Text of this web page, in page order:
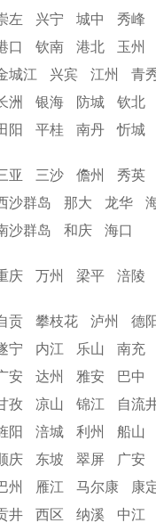
左
兴宁 城中 秀峰
口
钦南 港北 玉州
城江
兴宾 江州 青
洲
银海 防城 钦北
阳
平桂 南丹 忻城
亚 三沙 儋州 秀英
沙群岛
那大 龙华
沙群岛
和庆 海口
庆 万州 梁平 涪陵
贡 攀枝花 泸州 德阳
宁
内江 乐山 南充
安
达州 雅安 巴中
孜
凉山 锦江 自流
阳
涪城 利州 船山
庆
东坡 翠屏 广安
州
雁江 马尔康 康
井
西区 纳溪 中江